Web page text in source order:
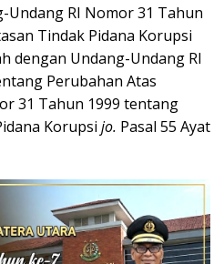
Undang RI Nomor 31 Tahun
Tindak Pidana Korupsi
dengan Undang-Undang RI
Perubahan Atas
31 Tahun 1999 tentang
Korupsi jo. Pasal 55 Ayat